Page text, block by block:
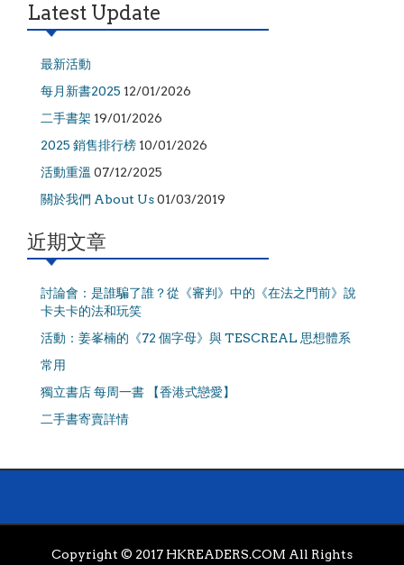
Latest Update
最新活動
每月新書2025 12/01/2026
二手書架 19/01/2026
2025 銷售排行榜 10/01/2026
活動重溫 07/12/2025
關於我們 About Us01/03/2019
近期文章
討論會：是誰騙了誰？從《審判》中的《在法之門前》說
卡夫卡的法和玩笑
活動：姜峯楠的《72 個字母》與 TESCREAL 思想體系
常用
獨立書店 每周一書 【香港式戀愛】
二手書寄賣詳情
Copyright © 2017 HKREADERS.COM All Rights